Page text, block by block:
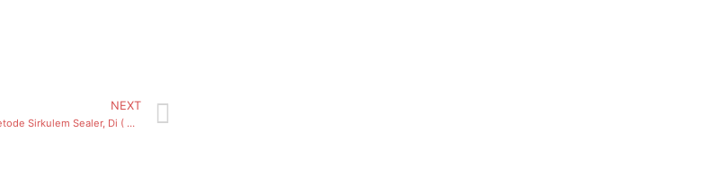
NEXT
Perkenalkan Mitra Sunatan Metode Sirkulem Sealer, Di ( Ampel, Kecamatan Semampir) Surabaya